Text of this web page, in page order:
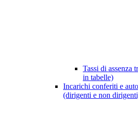
Tassi di assenza
in tabelle)
Incarichi conferiti e
(dirigenti e non